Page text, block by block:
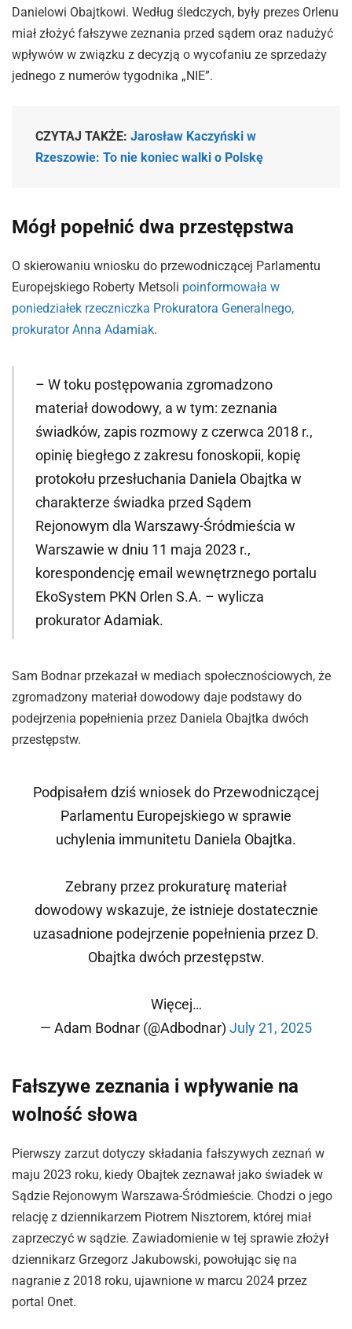
Danielowi Obajtkowi. Według śledczych, były prezes Orlenu
miał złożyć fałszywe zeznania przed sądem oraz nadużyć
wpływów w związku z decyzją o wycofaniu ze sprzedaży
jednego z numerów tygodnika „NIE”.
CZYTAJ TAKŻE: Jarosław Kaczyński w
Rzeszowie: To nie koniec walki o Polskę
Mógł popełnić dwa przestępstwa
O skierowaniu wniosku do przewodniczącej Parlamentu
Europejskiego Roberty Metsoli poinformowała w
poniedziałek rzeczniczka Prokuratora Generalnego,
prokurator Anna Adamiak.
– W toku postępowania zgromadzono
materiał dowodowy, a w tym: zeznania
świadków, zapis rozmowy z czerwca 2018 r.,
opinię biegłego z zakresu fonoskopii, kopię
protokołu przesłuchania Daniela Obajtka w
charakterze świadka przed Sądem
Rejonowym dla Warszawy-Śródmieścia w
Warszawie w dniu 11 maja 2023 r.,
korespondencję email wewnętrznego portalu
EkoSystem PKN Orlen S.A. – wylicza
prokurator Adamiak.
Sam Bodnar przekazał w mediach społecznościowych, że
zgromadzony materiał dowodowy daje podstawy do
podejrzenia popełnienia przez Daniela Obajtka dwóch
przestępstw.
Podpisałem dziś wniosek do Przewodniczącej
Parlamentu Europejskiego w sprawie
uchylenia immunitetu Daniela Obajtka.
Zebrany przez prokuraturę materiał
dowodowy wskazuje, że istnieje dostatecznie
uzasadnione podejrzenie popełnienia przez D.
Obajtka dwóch przestępstw.
Więcej…
— Adam Bodnar (@Adbodnar) July 21, 2025
Fałszywe zeznania i wpływanie na
wolność słowa
Pierwszy zarzut dotyczy składania fałszywych zeznań w
maju 2023 roku, kiedy Obajtek zeznawał jako świadek w
Sądzie Rejonowym Warszawa-Śródmieście. Chodzi o jego
relację z dziennikarzem Piotrem Nisztorem, której miał
zaprzeczyć w sądzie. Zawiadomienie w tej sprawie złożył
dziennikarz Grzegorz Jakubowski, powołując się na
nagranie z 2018 roku, ujawnione w marcu 2024 przez
portal Onet.